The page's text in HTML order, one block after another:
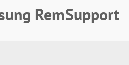
RemSupport